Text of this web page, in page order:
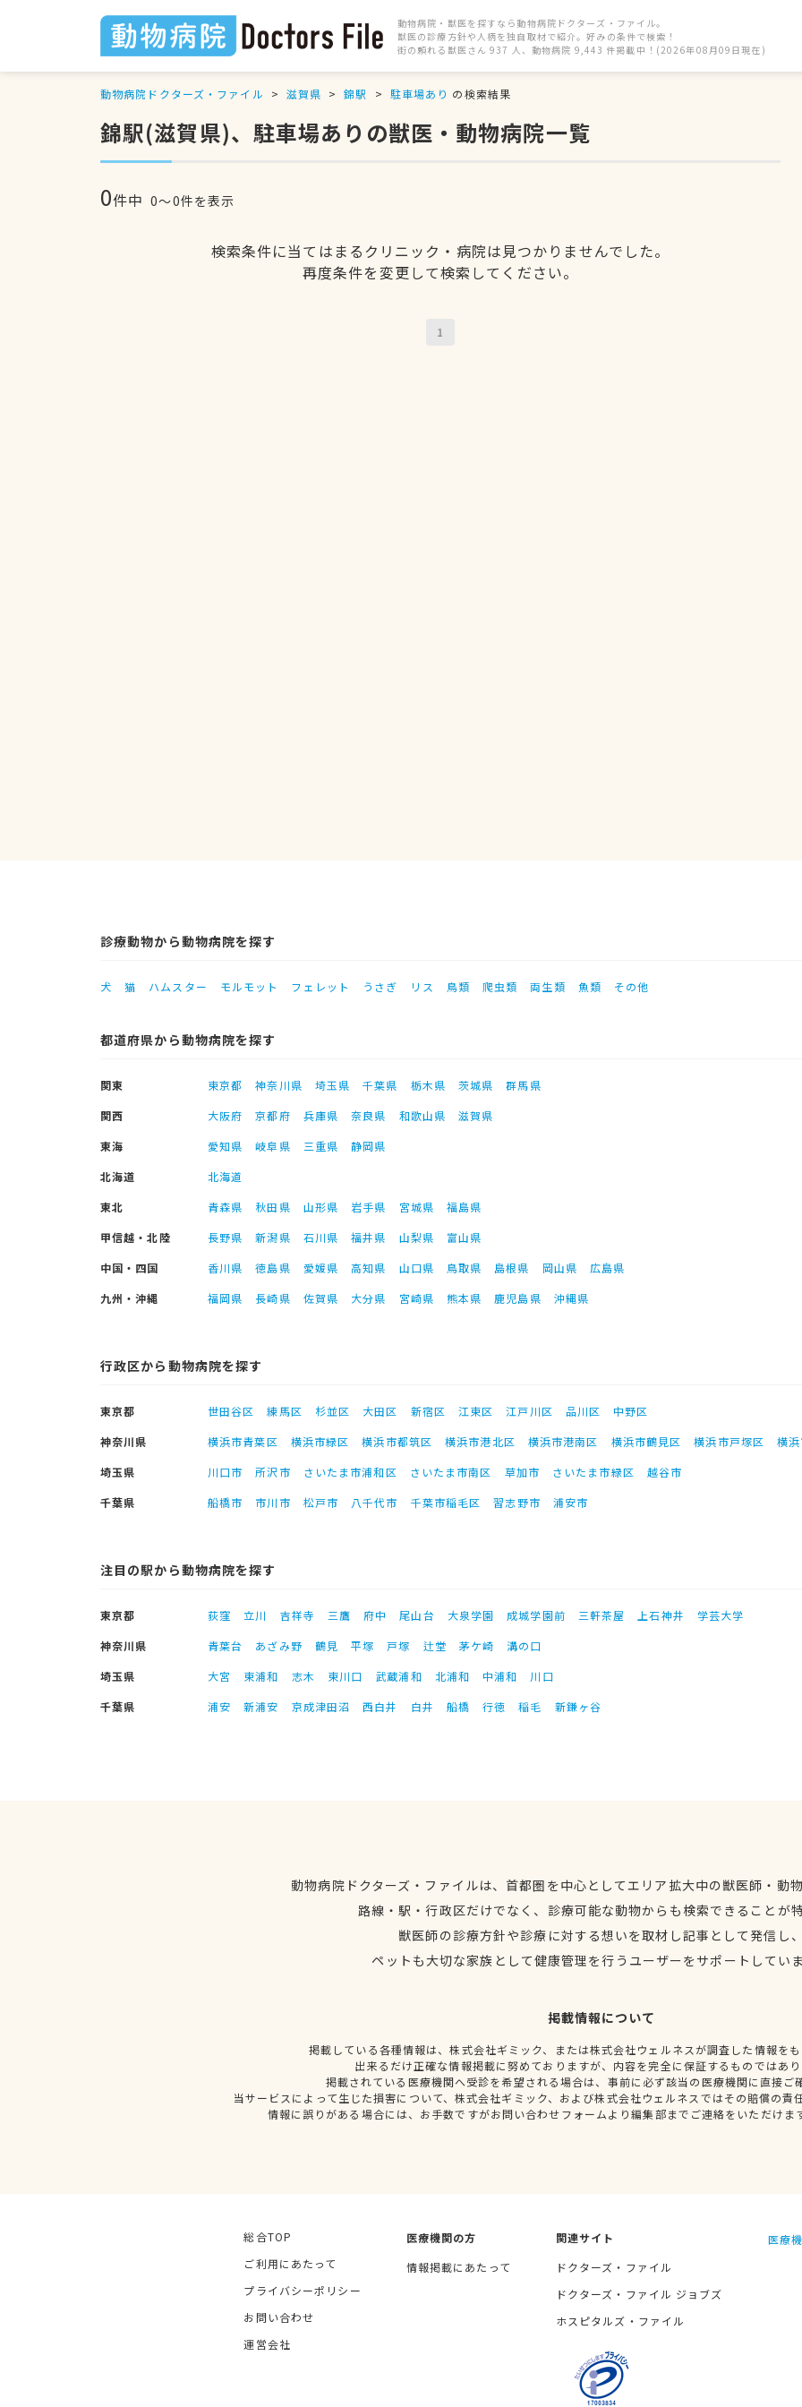
動物病院・獣医を探すなら動物病院ドクターズ・ファイル。
獣医の診療方針や人柄を独自取材で紹介。好みの条件で検索！
街の頼れる獣医さん 937 人、動物病院 9,443 件掲載中！(2026年08月09日現在)
動物病院ドクターズ・ファイル 滋賀県 錦駅 駐車場あり の検索結果
錦駅(滋賀県)、駐車場ありの獣医・動物病院一覧
0件中 0〜0件を表示
検索条件に当てはまるクリニック・病院は見つかりませんでした。
再度条件を変更して検索してください。
1
診療動物から動物病院を探す
犬 猫 ハムスター モルモット フェレット うさぎ リス 鳥類 爬虫類 両生類 魚類 その他
都道府県から動物病院を探す
関東 東京都 神奈川県 埼玉県 千葉県 栃木県 茨城県
群馬県
関西
大阪府 京都府 兵庫県 奈良県 和歌山県
滋賀県
東海
愛知県 岐阜県 三重県
静岡県
北海道
北海道
東北
青森県 秋田県 山形県 岩手県 宮城県
福島県
甲信越・北陸
長野県 新潟県 石川県 福井県 山梨県
富山県
中国・四国
香川県 徳島県 愛媛県 高知県 山口県 鳥取県 島根県 岡山県
広島県
九州・沖縄
福岡県 長崎県 佐賀県 大分県 宮崎県 熊本県 鹿児島県 沖縄県
行政区から動物病院を探す
東京都 世田谷区 練馬区 杉並区 大田区 新宿区 江東区 江戸川区 品川区
中野区
神奈川県
横浜市青葉区 横浜市緑区 横浜市都筑区 横浜市港北区 横浜市港南区 横浜市鶴見区 横浜市戸塚区
横
埼玉県
川口市 所沢市 さいたま市浦和区 さいたま市南区 草加市 さいたま市緑区
越谷市
千葉県
船橋市 市川市 松戸市 八千代市 千葉市稲毛区 習志野市 浦安市
注目の駅から動物病院を探す
東京都 荻窪 立川 吉祥寺 三鷹 府中 尾山台 大泉学園 成城学園前 三軒茶屋 上石神井
学芸大学
神奈川県
青葉台 あざみ野 鶴見 平塚 戸塚 辻堂 茅ケ崎
溝の口
埼玉県
大宮 東浦和 志木 東川口 武蔵浦和 北浦和 中浦和
川口
千葉県
浦安 新浦安 京成津田沼 西白井 白井 船橋 行徳 稲毛 新鎌ヶ谷
動物病院ドクターズ・ファイルは、首都圏を中心としてエリア拡大中の獣医師・動
路線・駅・行政区だけでなく、診療可能な動物からも検索できることが
獣医師の診療方針や診療に対する想いを取材し記事として発信し
ペットも大切な家族として健康管理を行うユーザーをサポートしてい
掲載情報について
掲載している各種情報は、株式会社ギミック、または株式会社ウェルネスが調査した情報を
出来るだけ正確な情報掲載に努めておりますが、内容を完全に保証するものではあ
掲載されている医療機関へ受診を希望される場合は、事前に必ず該当の医療機関に直接ご
当サービスによって生じた損害について、株式会社ギミック、および株式会社ウェルネスではその賠償の責
情報に誤りがある場合には、お手数ですがお問い合わせフォームより編集部までご連絡をいただけま
総合TOP
ご利用にあたって
プライバシーポリシー
お問い合わせ
運営会社
医療機関の方
情報掲載にあたって
関連サイト
ドクターズ・ファイル
ドクターズ・ファイル ジョブズ
ホスピタルズ・ファイル
医療